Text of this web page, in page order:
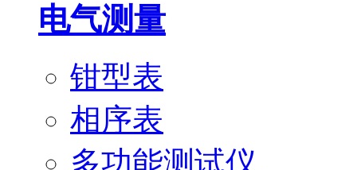
电气测量
钳型表
相序表
多功能测试仪